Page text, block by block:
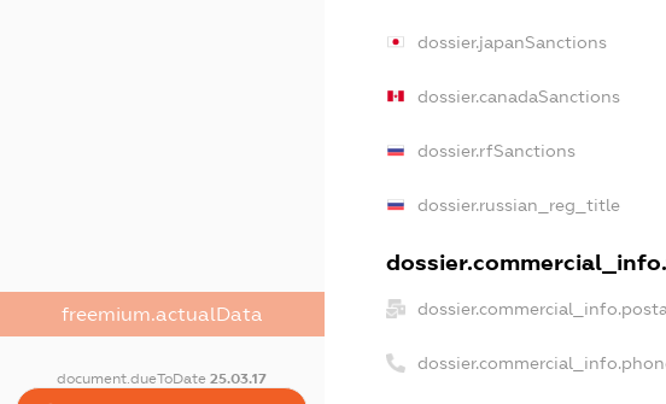
freemium.actualData
document.dueToDate25.03.17
dossier.japanSanctions
dossier.canadaSanctions
dossier.rfSanctions
dossier.russian_reg_title